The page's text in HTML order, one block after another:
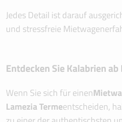
Jedes Detail ist darauf
und stressfreie
Entdecken Sie Kalabrien
Wenn Sie sich für einen
Lamezia Termeentscheiden,